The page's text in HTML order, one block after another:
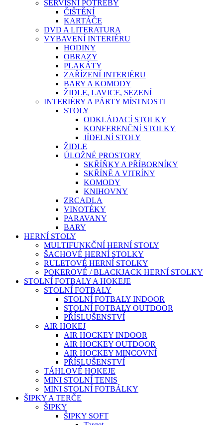
SERVISNÍ POTŘEBY
ČIŠTĚNÍ
KARTÁČE
DVD A LITERATURA
VYBAVENÍ INTERIÉRU
HODINY
OBRAZY
PLAKÁTY
ZAŘÍZENÍ INTERIÉRU
BARY A KOMODY
ŽIDLE, LAVICE, SEZENÍ
INTERIÉRY A PÁRTY MÍSTNOSTI
STOLY
ODKLÁDACÍ STOLKY
KONFERENČNÍ STOLKY
JÍDELNÍ STOLY
ŽIDLE
ÚLOŽNÉ PROSTORY
SKŘÍŇKY A PŘÍBORNÍKY
SKŘÍNĚ A VITRÍNY
KOMODY
KNIHOVNY
ZRCADLA
VINOTÉKY
PARAVANY
BARY
HERNÍ STOLY
MULTIFUNKČNÍ HERNÍ STOLY
ŠACHOVÉ HERNÍ STOLKY
RULETOVÉ HERNÍ STOLKY
POKEROVÉ / BLACKJACK HERNÍ STOLKY
STOLNÍ FOTBALY A HOKEJE
STOLNÍ FOTBALY
STOLNÍ FOTBALY INDOOR
STOLNÍ FOTBALY OUTDOOR
PŘÍSLUŠENSTVÍ
AIR HOKEJ
AIR HOCKEY INDOOR
AIR HOCKEY OUTDOOR
AIR HOCKEY MINCOVNÍ
PŘÍSLUŠENSTVÍ
TÁHLOVÉ HOKEJE
MINI STOLNÍ TENIS
MINI STOLNÍ FOTBÁLKY
ŠIPKY A TERČE
ŠIPKY
ŠIPKY SOFT